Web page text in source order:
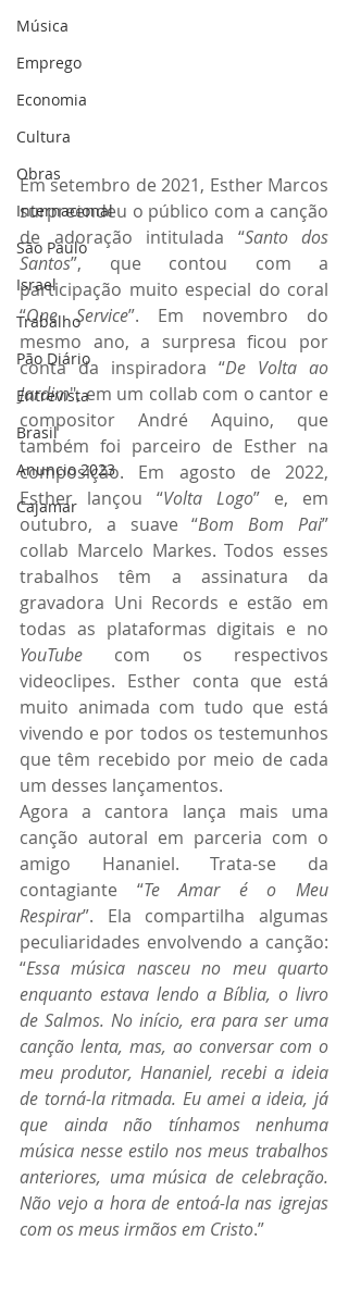
Música
Emprego
Economia
Cultura
Obras
Internacional
São Paulo
Israel
Trabalho
Pão Diário
Entrevista
Brasil
Anuncio 2023
Cajamar
Em setembro de 2021, Esther Marcos
surpreendeu o público com a canção
de adoração intitulada “Santo dos
Santos”, que contou com a
participação muito especial do coral
“One Service”. Em novembro do
mesmo ano, a surpresa ficou por
conta da inspiradora “De Volta ao
Jardim", em um collab com o cantor e
compositor André Aquino,
que
também foi parceiro de Esther na
composição. Em agosto de 2022,
Esther lançou “Volta Logo” e, em
outubro, a suave “Bom Bom Pai”
collab Marcelo Markes. Todos esses
trabalhos têm a assinatura da
gravadora Uni Records e estão em
YouTube com os respectivos
videoclipes. Esther conta que está
muito animada com tudo que está
vivendo e por todos os testemunhos
que têm recebido por meio de cada
um desses lançamentos.
Agora a cantora lança mais uma
canção autoral em parceria com o
amigo Hananiel. Trata-se da
contagiante “Te Amar é o Meu
Respirar”. Ela compartilha algumas
peculiaridades envolvendo a canção:
“Essa música nasceu no meu quarto
enquanto estava lendo a Bíblia, o livro
de Salmos. No início, era para ser uma
canção lenta, mas, ao conversar com o
meu produtor, Hananiel, recebi a ideia
de torná-la ritmada. Eu amei a ideia, já
que ainda não tínhamos nenhuma
música nesse estilo nos meus trabalhos
anteriores, uma música de celebração.
Não vejo a hora de entoá-la nas igrejas
com os meus irmãos em Cristo.”